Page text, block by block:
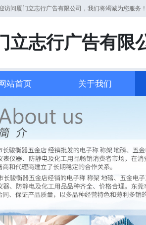
访问厦门立志行广告有限公司，我们将竭诚为您服务
立志行广告有限
站首页 关于我们